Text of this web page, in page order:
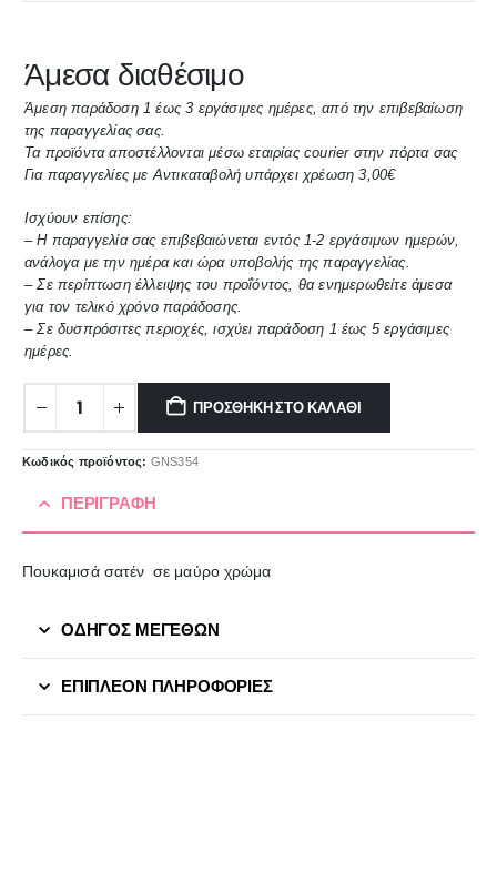
Άμεσα διαθέσιμο
Άμεση παράδοση 1 έως 3 εργάσιμες ημέρες, από την επιβεβαίωση
της παραγγελίας σας.
Τα προϊόντα αποστέλλονται μέσω εταιρίας courier στην πόρτα σας
Για παραγγελίες με Αντικαταβολή υπάρχει χρέωση 3,00€
Ισχύουν επίσης:
– Η παραγγελία σας επιβεβαιώνεται εντός 1-2 εργάσιμων ημερών,
ανάλογα με την ημέρα και ώρα υποβολής της παραγγελίας.
– Σε περίπτωση έλλειψης του προΐόντος, θα ενημερωθείτε άμεσα
για τον τελικό χρόνο παράδοσης.
– Σε δυσπρόσιτες περιοχές, ισχύει παράδοση 1 έως 5 εργάσιμες
ημέρες.
ΠΡΟΣΘΉΚΗ ΣΤΟ ΚΑΛΆΘΙ
Κωδικός προϊόντος: GNS354
ΠΕΡΙΓΡΑΦΉ
Πουκαμισά σατέν σε μαύρο χρώμα
ΟΔΗΓΟΣ ΜΕΓΕΘΩΝ
ΕΠΙΠΛΈΟΝ ΠΛΗΡΟΦΟΡΊΕΣ